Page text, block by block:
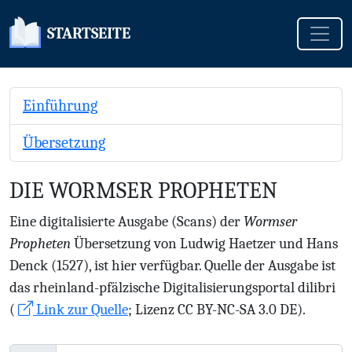
STARTSEITE
Einführung
Übersetzung
DIE WORMSER PROPHETEN
Eine digitalisierte Ausgabe (Scans) der Wormser
ProphetenÜbersetzung von Ludwig Haetzer und Hans
Denck (1527), ist hier verfügbar. Quelle der Ausgabe ist
das rheinland-pfälzische Digitalisierungsportal dilibri
(
Link zur Quelle; Lizenz CC BY-NC-SA 3.0 DE).